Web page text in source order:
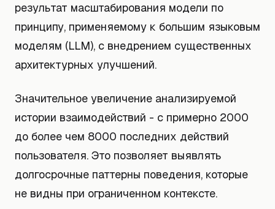
результат масштабирования модели по
принципу, применяемому к большим языковым
моделям (LLM), с внедрением существенных
архитектурных улучшений.
Значительное увеличение анализируемой
истории взаимодействий - с примерно 2000
до более чем 8000 последних действий
пользователя. Это позволяет выявлять
долгосрочные паттерны поведения, которые
не видны при ограниченном контексте.